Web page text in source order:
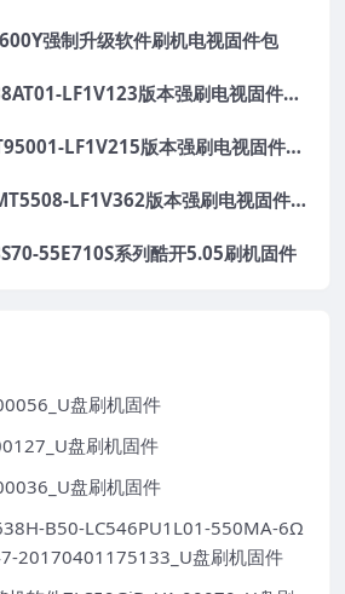
强制升级软件刷机电视固件包
TCL电视V8-S38AT01-LF1V123版本强刷电视固件包下载
TCL电视V8-RT95001-LF1V215版本强刷电视固件包下载
TCL电视V8-0MT5508-LF1V362版本强刷电视固件包下载
55E710S系列酷开5.05刷机固件
盘刷机固件
盘刷机固件
盘刷机固件
B50-LC546PU1L01-550MA-6Ω
20170401175133_U盘刷机固件